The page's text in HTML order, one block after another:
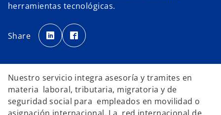
herramientas tecnológicas.
Share e
a
b
u
n
p
e
s
e
a
n
p
s
t
Nuestro servicio integra asesoría y tramites en
materia laboral, tributaria, migratoria y de
seguridad social para empleados en movilidad o